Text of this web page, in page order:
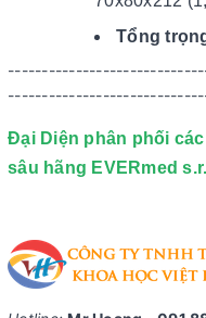
Tổng
Đại Diện phân phối
sâu hãng EVERmed